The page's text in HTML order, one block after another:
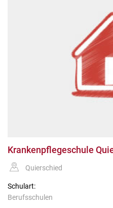
Krankenpflegeschule
Quierschied
Schulart:
Berufsschulen